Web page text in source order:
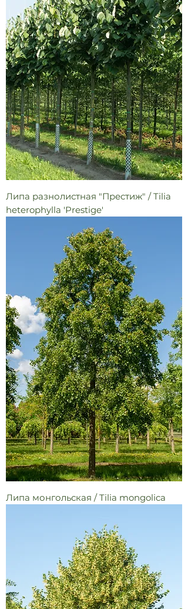
Липа разнолистная "Престиж" / Tilia
heterophylla 'Prestige'
Липа монгольская / Tilia mongolica